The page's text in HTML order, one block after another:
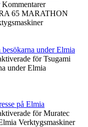
Kommentarer
65 MARATHON
under Elmia
för Tsugami
under Elmia
på Elmia
för Muratec
Verktygsmaskiner